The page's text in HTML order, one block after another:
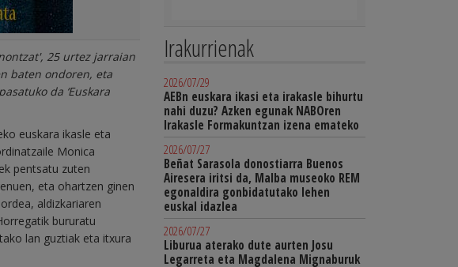
25 urtez jarraian
baten ondoren, eta
da ‘Euskara
euskara ikasle eta
Monica
pentsatu zuten
eta ohartzen ginen
aldizkariaren
bururatu
lan guztiak eta itxura
Irakurrienak
2026/07/29
AEBn euskara ikasi eta irakasle bihurtu
nahi duzu? Azken egunak NABOren
Irakasle Formakuntzan izena emateko
2026/07/27
Beñat Sarasola donostiarra Buenos
Airesera iritsi da, Malba museoko REM
egonaldira gonbidatutako lehen
euskal idazlea
2026/07/27
Liburua aterako dute aurten Josu
Legarreta eta Magdalena Mignaburuk